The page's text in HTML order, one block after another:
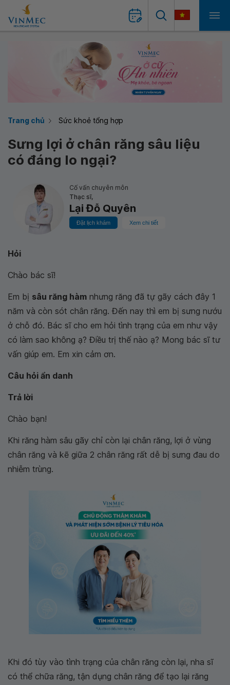
Trang chủ Sức khoẻ tổng hợp
Sưng lợi ở chân răng sâu liệu
có đáng lo ngại?
Cố vấn chuyên môn
Thạc sĩ,
Lại Đỗ Quyên
Đặt lịch khám Xem chi tiết
Hỏi
Chào bác sĩ!
Em bị sâu răng hàm nhưng răng đã tự gãy cách đây 1
năm và còn sót chân răng. Đến nay thì em bị sưng nướu
ở chỗ đó. Bác sĩ cho em hỏi tình trạng của em như vậy
có làm sao không ạ? Điều trị thế nào ạ? Mong bác sĩ tư
vấn giúp em. Em xin cảm ơn.
Câu hỏi ẩn danh
Trả lời
Chào bạn!
Khi răng hàm sâu gãy chỉ còn lại chân răng, lợi ở vùng
chân răng và kẽ giữa 2 chân răng rất dễ bị sưng đau do
nhiễm trùng.
Khi đó tùy vào tình trạng của chân răng còn lại, nha sĩ
có thể chữa răng, tận dụng chân răng để tạo lại răng